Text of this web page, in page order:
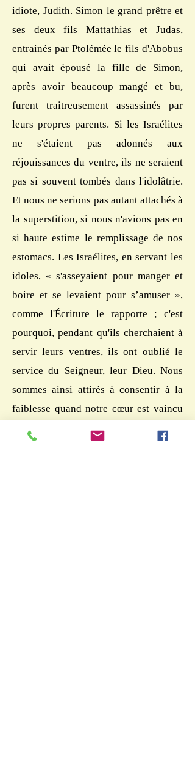
idiote, Judith. Simon le grand prêtre et
ses deux fils Mattathias et Judas,
entrainés par Ptolémée le fils d'Abobus
qui avait épousé la fille de Simon,
après avoir beaucoup mangé et bu,
furent traitreusement assassinés par
leurs propres parents. Si les Israélites
ne s'étaient pas adonnés aux
réjouissances du ventre, ils ne seraient
pas si souvent tombés dans l'idolâtrie.
Et nous ne serions pas autant attachés à
la superstition, si nous n'avions pas en
si haute estime le remplissage de nos
estomacs. Les Israélites, en servant les
idoles, « s'asseyaient pour manger et
boire et se levaient pour s’amuser »,
comme l'Écriture le rapporte ; c'est
pourquoi, pendant qu'ils cherchaient à
servir leurs ventres, ils ont oublié le
service du Seigneur, leur Dieu. Nous
sommes ainsi attirés à consentir à la
faiblesse quand notre cœur est vaincu
par l'ivresse et la bonne chère. Ainsi